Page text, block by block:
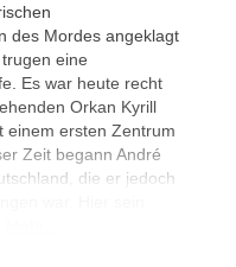
des Mordes angeklagt
eine
Es war heute recht
Orkan Kyrill
einem ersten Zentrum
Zeit begann André
die er jedoch